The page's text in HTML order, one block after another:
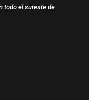
todo el sureste de